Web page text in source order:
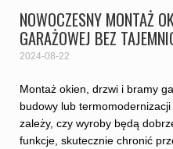
NOWOCZESNY MONTAŻ
GARAŻOWEJ BEZ
2024-08-22
Montaż okien, drzwi i bramy
budowy lub
zależy, czy wyroby będą
funkcje, skutecznie chronić